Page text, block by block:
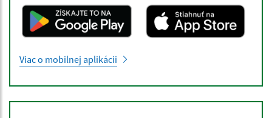
Viac o mobilnej aplikácii